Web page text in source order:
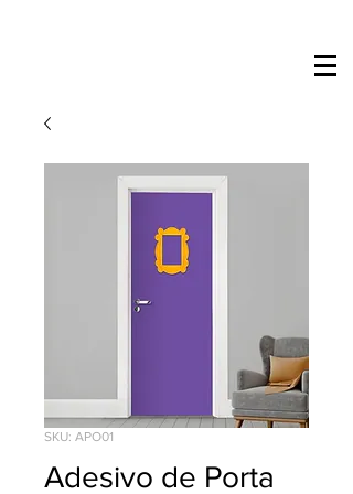
SKU: APO01
Adesivo de Porta